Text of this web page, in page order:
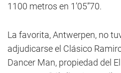
1100 metros en 1’05”70.
La favorita, Antwerpen, no
adjudicarse el Clásico
Dancer Man, propiedad del